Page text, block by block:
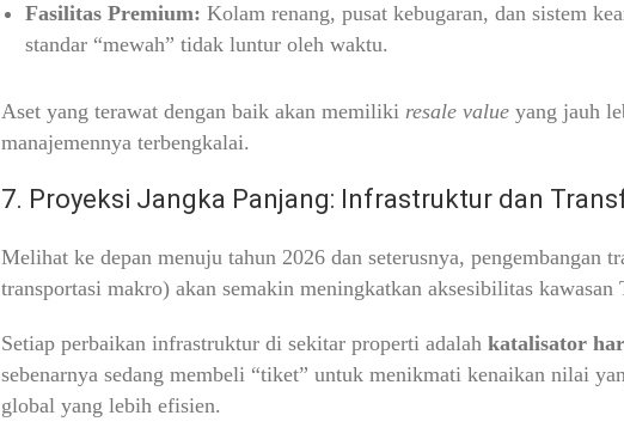
Fasilitas Premium: Kolam renang, pusat kebugaran, dan sistem
standar “mewah” tidak luntur oleh waktu.
Aset yang terawat dengan baik akan memiliki resale valueyang jauh
manajemennya terbengkalai.
7. Proyeksi Jangka Panjang: Infrastruktur dan
Melihat ke depan menuju tahun 2026 dan seterusnya, pengembangan
transportasi makro) akan semakin meningkatkan aksesibilitas kawasan
Setiap perbaikan infrastruktur di sekitar properti adalah katalisator
sebenarnya sedang membeli “tiket” untuk menikmati kenaikan nilai
global yang lebih efisien.